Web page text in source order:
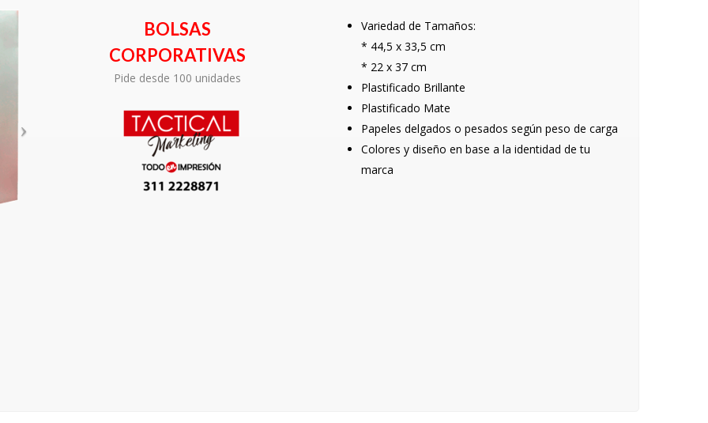
BOLSAS
CORPORATIVAS
Pide desde 100 unidades
Variedad de Tamaños:
* 44,5 x 33,5 cm
* 22 x 37 cm
Plastificado Brillante
Plastificado Mate
Papeles delgados o pesados según peso de carga
Colores y diseño en base a la identidad de tu
marca